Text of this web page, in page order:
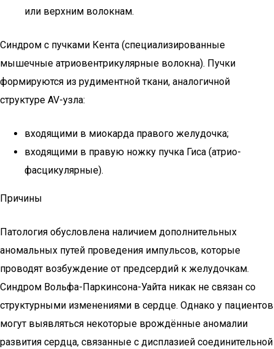
или верхним волокнам.
Синдром с пучками Кента (специализированные
мышечные атриовентрикулярные волокна). Пучки
формируются из рудиментной ткани, аналогичной
структуре AV-узла:
входящими в миокарда правого желудочка;
входящими в правую ножку пучка Гиса (атрио-
фасцикулярные).
Причины
Патология обусловлена наличием дополнительных
аномальных путей проведения импульсов, которые
проводят возбуждение от предсердий к желудочкам.
Синдром Вольфа-Паркинсона-Уайта никак не связан со
структурными изменениями в сердце. Однако у пациентов
могут выявляться некоторые врождённые аномалии
развития сердца, связанные с дисплазией соединительной